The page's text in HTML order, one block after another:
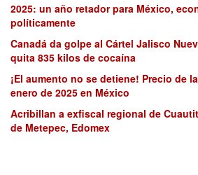
2025: un año retador para México,
políticamente
Canadá da golpe al Cártel Jalisco
quita 835 kilos de cocaína
¡El aumento no se detiene! Precio de
enero de 2025 en México
Acribillan a exfiscal regional de
de Metepec, Edomex